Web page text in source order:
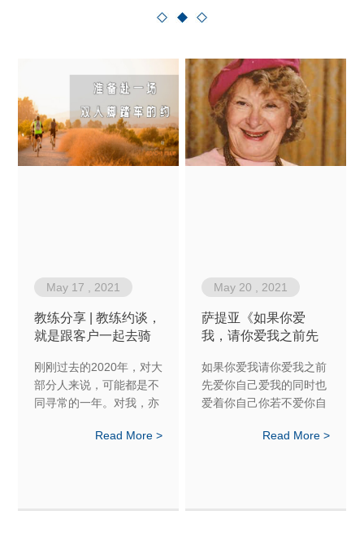
May 17 , 2021
教练分享 | 教练约谈，
就是跟客户一起去骑
刚刚过去的2020年，对大
部分人来说，可能都是不
同寻常的一年。对我，亦
妈妈，人生角色从自由随
Read More >
May 20 , 2021
萨提亚《如果你爱
我，请你爱我之前先
如果你爱我请你爱我之前
先爱你自己爱我的同时也
爱着你自己你若不爱你自
的法则因为你不可能给出
Read More >